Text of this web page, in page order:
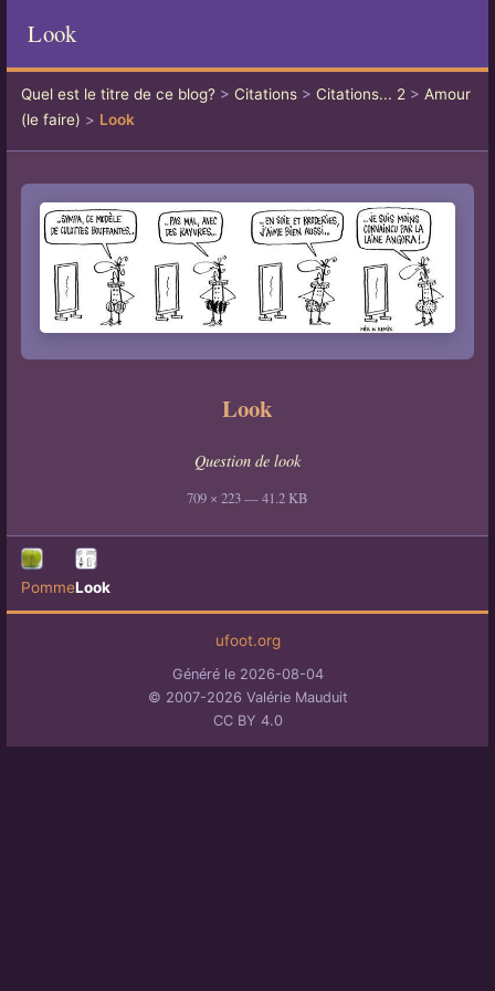
Look
Quel est le titre de ce blog?> Citations> Citations... 2 > Amour
(le faire) > Look
Look
Question de look
709 × 223 — 41.2 KB
PommeLook
ufoot.org
Généré le 2026-08-04
© 2007-2026 Valérie Mauduit
CC BY 4.0